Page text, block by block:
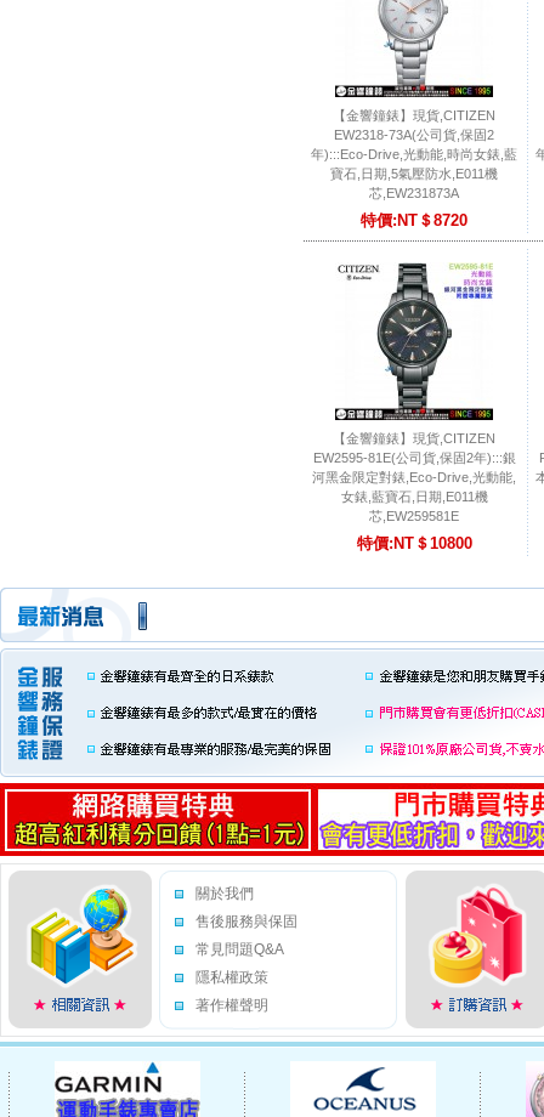
【金響鐘錶】現貨,CITIZEN
EW2318-73A(公司貨,保固2
年):::Eco-Drive,光動能,時尚女錶,藍
寶石,日期,5氣壓防水,E011機
芯,EW231873A
特價:NT＄8720
【金響鐘錶】現貨,CITIZEN
EW2595-81E(公司貨,保固2年):::銀
河黑金限定對錶,Eco-Drive,光動能,
女錶,藍寶石,日期,E011機
芯,EW259581E
特價:NT＄10800
關於我們
售後服務與保固
常見問題Q&A
隱私權政策
著作權聲明